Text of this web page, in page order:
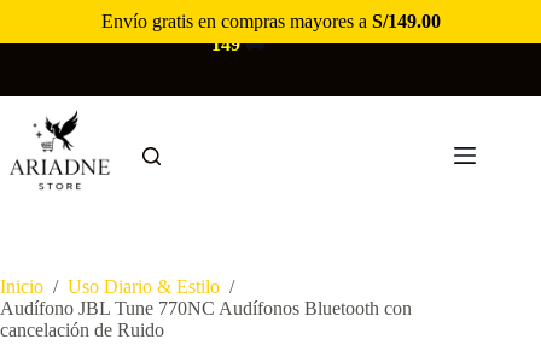
ENVÍO GRATIS EN COMPRAS MAYORES A S/
149🚚
Inicio / Uso Diario & Estilo /
Audífono JBL Tune 770NC Audífonos Bluetooth con
cancelación de Ruido
Envío gratis en compras mayores a S/149.00